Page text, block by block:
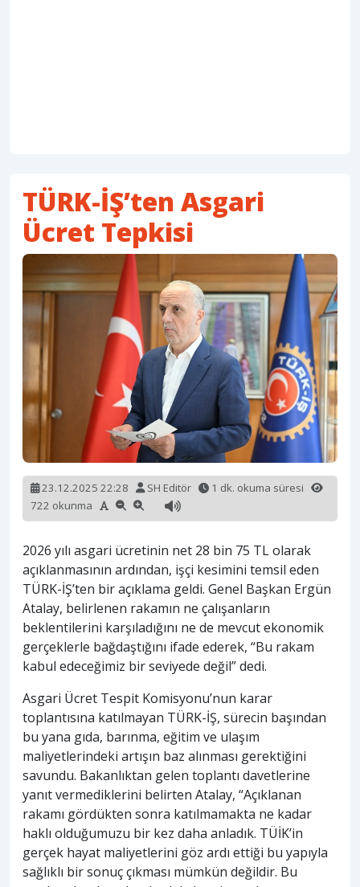
TÜRK-İŞ’ten Asgari
Ücret Tepkisi
23.12.2025 22:28 SH Editör
1 dk. okuma süresi
722 okunma
2026 yılı asgari ücretinin net 28 bin 75 TL olarak
açıklanmasının ardından, işçi kesimini temsil eden
TÜRK-İŞ’ten bir açıklama geldi. Genel Başkan Ergün
Atalay, belirlenen rakamın ne çalışanların
beklentilerini karşıladığını ne de mevcut ekonomik
gerçeklerle bağdaştığını ifade ederek, “Bu rakam
kabul edeceğimiz bir seviyede değil” dedi.
Asgari Ücret Tespit Komisyonu’nun karar
toplantısına katılmayan TÜRK-İŞ, sürecin başından
bu yana gıda, barınma, eğitim ve ulaşım
maliyetlerindeki artışın baz alınması gerektiğini
savundu. Bakanlıktan gelen toplantı davetlerine
yanıt vermediklerini belirten Atalay, “Açıklanan
rakamı gördükten sonra katılmamakta ne kadar
haklı olduğumuzu bir kez daha anladık. TÜİK’in
gerçek hayat maliyetlerini göz ardı ettiği bu yapıyla
sağlıklı bir sonuç çıkması mümkün değildir. Bu